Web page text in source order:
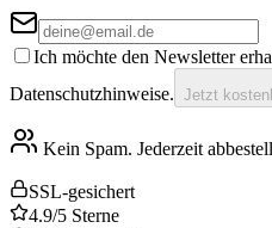
Ich möchte den Newsletter
Datenschutzhinweise. Jetzt
Kein Spam. Jederzeit
SSL-gesichert
4.9/5 Sterne